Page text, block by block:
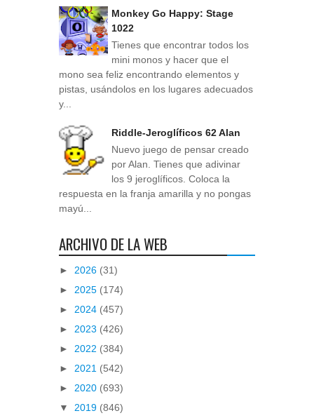
Monkey Go Happy: Stage
1022
Tienes que encontrar todos los
mini monos y hacer que el
mono sea feliz encontrando elementos y
pistas, usándolos en los lugares adecuados
y...
Riddle-Jeroglíficos 62 Alan
Nuevo juego de pensar creado
por Alan. Tienes que adivinar
los 9 jeroglíficos. Coloca la
respuesta en la franja amarilla y no pongas
mayú...
ARCHIVO DE LA WEB
► 2026 (31)
► 2025 (174)
► 2024 (457)
► 2023 (426)
► 2022 (384)
► 2021 (542)
► 2020 (693)
▼ 2019 (846)